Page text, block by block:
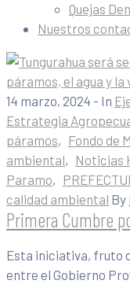
Quejas
Nuestros
14 marzo, 2024 - In
Estrategia
páramos‚ Fondo de
ambiental‚ Noticias
Paramo‚
calidad ambiental By
Primera Cumbre
Esta iniciativa, fruto
entre el Gobierno